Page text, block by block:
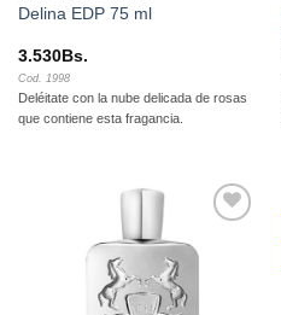
Delina EDP 75 ml
3.530Bs.
Cod. 1998
Deléitate con la nube delicada de rosas
que contiene esta fragancia.